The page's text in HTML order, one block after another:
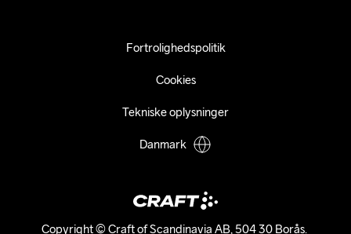
Copyright © Craft of Scandinavia AB, 504 30 Borås.
Fortrolighedspolitik
Cookies
Tekniske oplysninger
Danmark